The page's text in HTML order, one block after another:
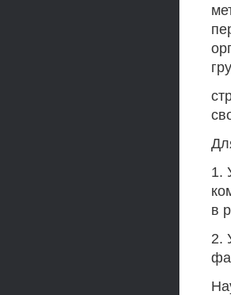
1.
в
2.